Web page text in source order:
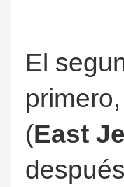
El
(East